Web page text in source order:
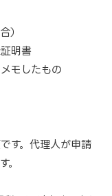
）
明書
モしたもの
す。代理人が申請
。